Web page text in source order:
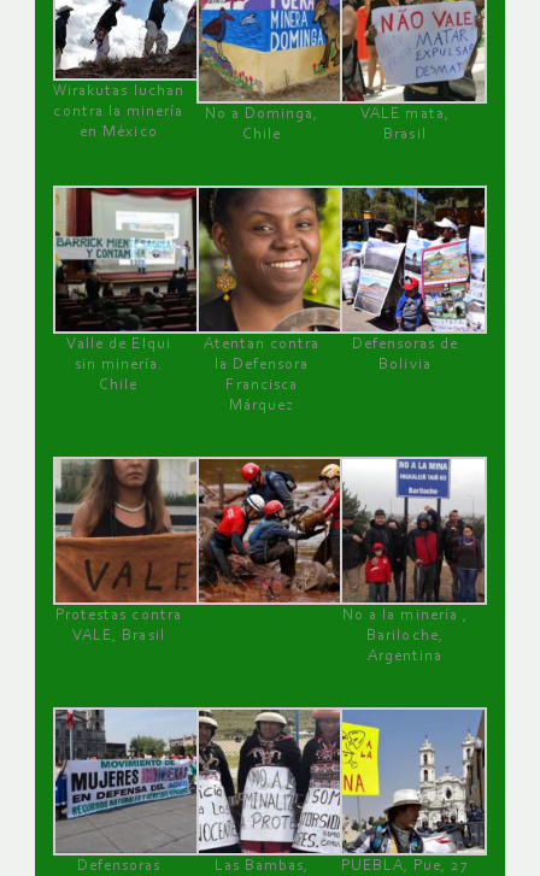
Wirakutas luchan
contra la minería
en México
No a Dominga,
Chile
VALE mata,
Brasil
Valle de Elqui
sin minería.
Chile
Atentan contra
la Defensora
Francisca
Márquez
Defensoras de
Bolivia
Protestas contra
VALE, Brasil
No a la minería ,
Bariloche,
Argentina
Defensoras
Las Bambas,
PUEBLA, Pue, 27